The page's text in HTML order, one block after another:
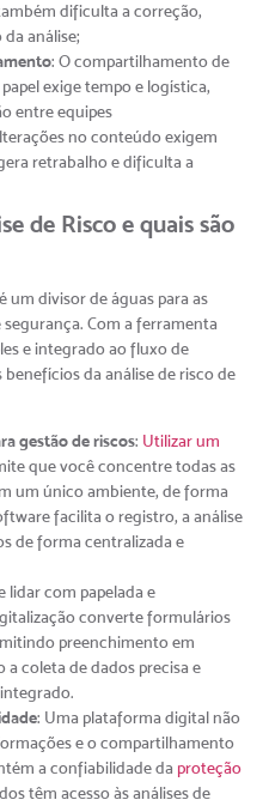
dificulta a correção,
análise;
: O compartilhamento de
exige tempo e logística,
entre equipes
no conteúdo exigem
retrabalho e dificulta a
de Risco e quais são
um divisor de águas para as
Com a ferramenta
e integrado ao fluxo de
da análise de risco de
gestão de riscos: Utilizar um
que você concentre todas as
um único ambiente, de forma
facilita o registro, a análise
de forma centralizada e
lidar com papelada e
converte formulários
preenchimento em
coleta de dados precisa e
: Uma plataforma digital não
e o compartilhamento
a confiabilidade da proteção
têm acesso às análises de